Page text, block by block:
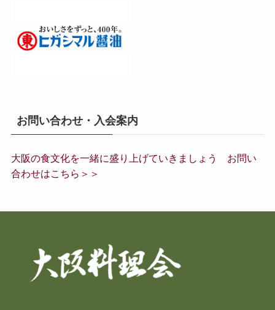
お問い合わせ・入会案内
大阪の食文化を一緒に盛り上げていきましょう お問い
合わせはこちら＞＞